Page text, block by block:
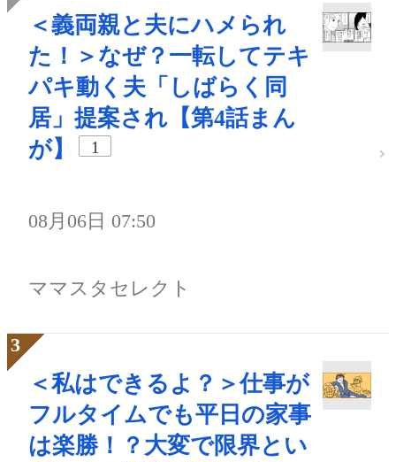
＜義両親と夫にハメられ
た！＞なぜ？一転してテキ
パキ動く夫「しばらく同
居」提案され【第4話まん
が】
1
08月06日 07:50
ママスタセレクト
＜私はできるよ？＞仕事が
フルタイムでも平日の家事
は楽勝！？大変で限界とい